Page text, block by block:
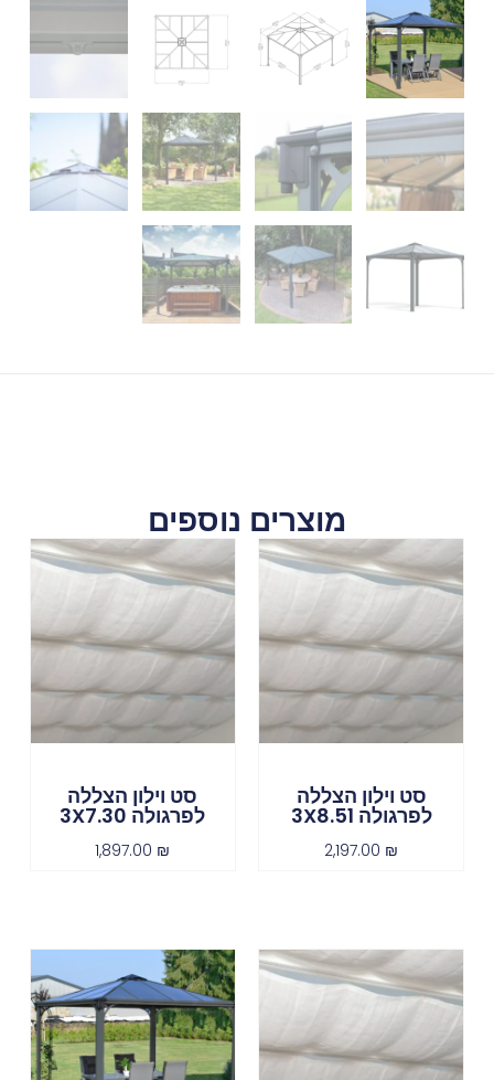
מוצרים נוספים
סט וילון הצללה
לפרגולה 3X8.51
2,197.00 ₪
סט וילון הצללה
לפרגולה 3X7.30
1,897.00 ₪